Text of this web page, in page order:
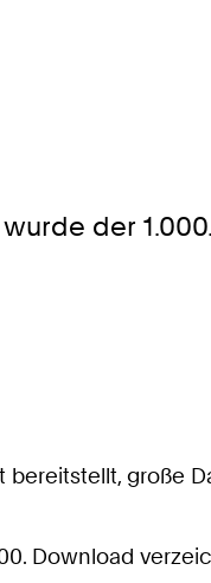
der
große
Download